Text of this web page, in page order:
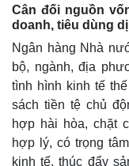
Cân đối nguồn
doanh, tiêu dùng
Ngân hàng Nhà
bộ, ngành, địa
tình hình kinh tế
sách tiền tệ chủ
hợp hài hòa, chặt
hợp lý, có trọng
kinh tế, thúc đẩy